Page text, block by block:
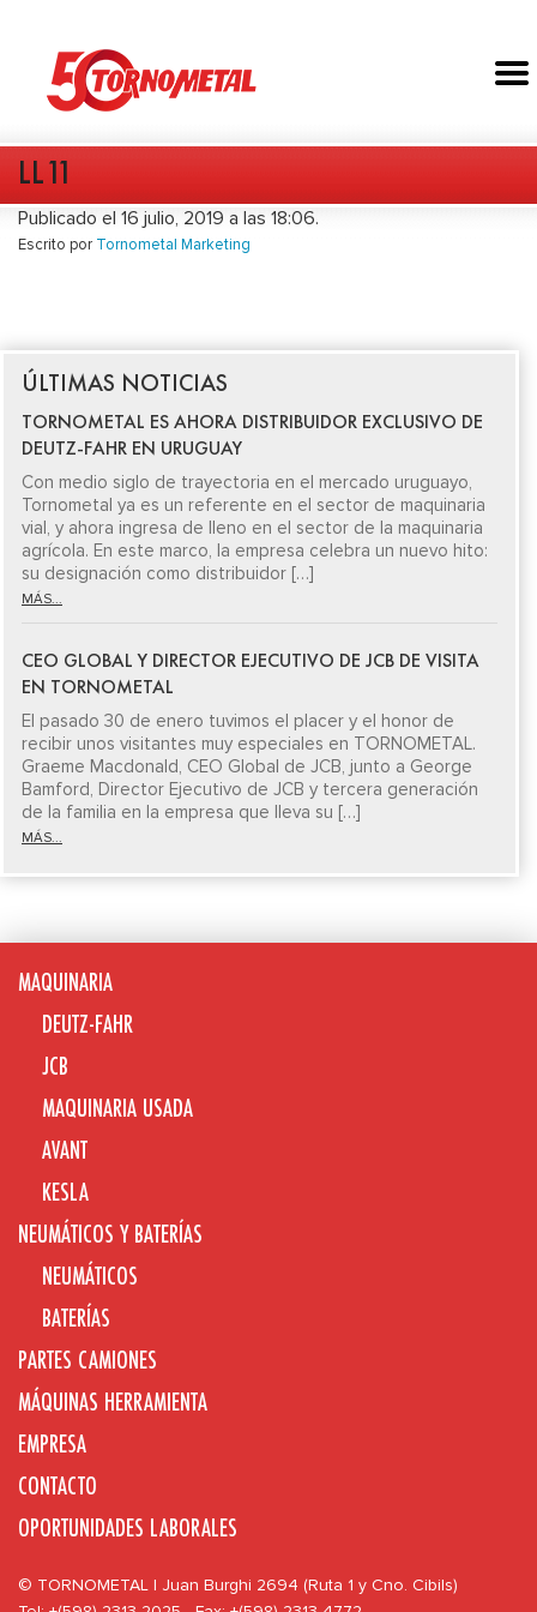
LL11
Publicado el 16 julio, 2019 a las 18:06.
Escrito por Tornometal Marketing
ÚLTIMAS NOTICIAS
TORNOMETAL ES AHORA DISTRIBUIDOR EXCLUSIVO DE
DEUTZ-FAHR EN URUGUAY
Con medio siglo de trayectoria en el mercado uruguayo,
Tornometal ya es un referente en el sector de maquinaria
vial, y ahora ingresa de lleno en el sector de la maquinaria
agrícola. En este marco, la empresa celebra un nuevo hito:
su designación como distribuidor […]
MÁS...
CEO GLOBAL Y DIRECTOR EJECUTIVO DE JCB DE VISITA
EN TORNOMETAL
El pasado 30 de enero tuvimos el placer y el honor de
recibir unos visitantes muy especiales en TORNOMETAL.
Graeme Macdonald, CEO Global de JCB, junto a George
Bamford, Director Ejecutivo de JCB y tercera generación
de la familia en la empresa que lleva su […]
MÁS...
MAQUINARIA
DEUTZ-FAHR
JCB
MAQUINARIA USADA
AVANT
KESLA
NEUMÁTICOS Y BATERÍAS
NEUMÁTICOS
BATERÍAS
PARTES CAMIONES
MÁQUINAS HERRAMIENTA
EMPRESA
CONTACTO
OPORTUNIDADES LABORALES
© TORNOMETAL | Juan Burghi 2694 (Ruta 1 y Cno. Cibils)